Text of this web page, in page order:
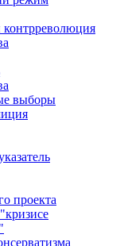
выборы
проекта